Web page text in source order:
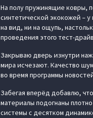
На полу пружинящие ковры,
синтетической экокожей –
на вид, ни на ощупь,
проведения этого тест-
Закрываю дверь изнутри
мира исчезают. Качество
во время программы
Забегая вперёд добавлю,
материалы подогнаны
системы с десятком